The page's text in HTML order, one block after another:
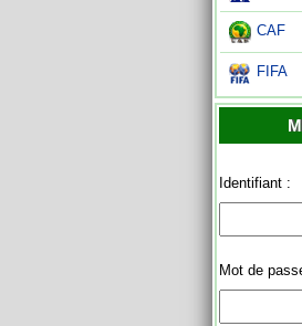
CAF
FIFA
Identifiant :
Mot de